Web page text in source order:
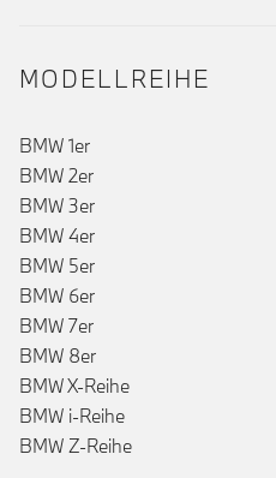
MODELLREIHE
BMW 1er
BMW 2er
BMW 3er
BMW 4er
BMW 5er
BMW 6er
BMW 7er
BMW 8er
BMW X-Reihe
BMW i-Reihe
BMW Z-Reihe